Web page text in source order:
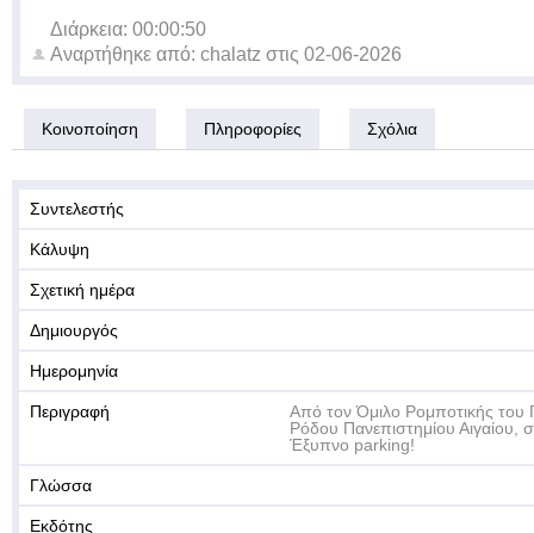
Διάρκεια: 00:00:50
Αναρτήθηκε από: chalatz στις 02-06-2026
Κοινοποίηση Πληροφορίες Σχόλια
Συντελεστής
Κάλυψη
Σχετική ημέρα
Δημιουργός
Ημερομηνία
Περιγραφή
Από τον Όμιλο Ρομποτικής του
Ρόδου Πανεπιστημίου Αιγαίου,
Έξυπνο parking!
Γλώσσα
Εκδότης